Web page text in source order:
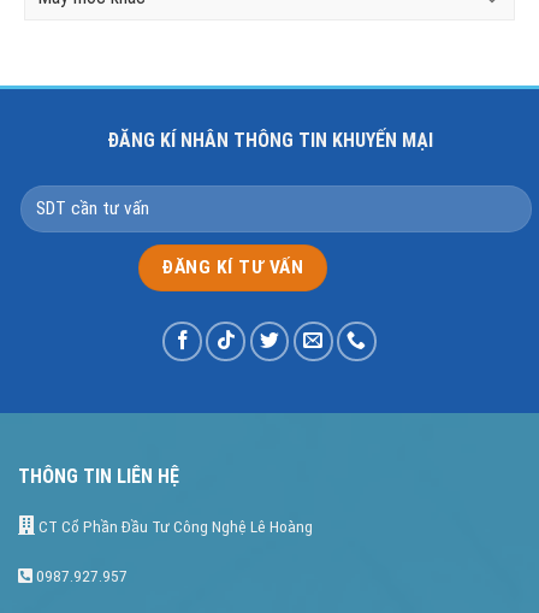
ĐĂNG KÍ NHÂN THÔNG TIN KHUYẾN MẠI
THÔNG TIN LIÊN HỆ
CT Cổ Phần Đầu Tư Công Nghệ Lê Hoàng
0987.927.957